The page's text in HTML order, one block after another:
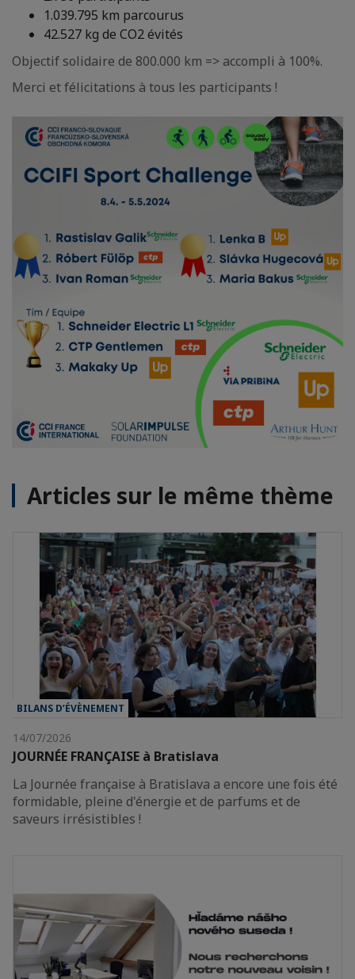
1.039.795 km parcourus
42.527 kg de CO2 évités
Objectif solidaire de 800.000 km => accompli à 100%.
Merci et félicitations à tous les participants !
Articles sur le même thème
BILANS D’ÉVÈNEMENT
14/07/2026
JOURNÉE FRANÇAISE à Bratislava
La Journée française à Bratislava a encore une fois été
formidable, pleine d'énergie et de parfums et de
saveurs irrésistibles !